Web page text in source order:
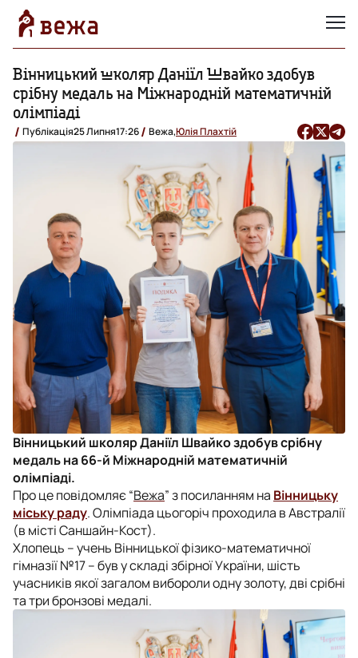
Вінницький школяр Даніїл Швайко здобув
срібну медаль на Міжнародній математичній
олімпіаді
Публікація25 Липня17:26 Вежа,Юлія Плахтій
Вінницький школяр Даніїл Швайко здобув срібну
медаль на 66-й Міжнародній математичній
олімпіаді.
Про це повідомляє “Вежа” з посиланням на Вінницьку
міську раду. Олімпіада цьогоріч проходила в Австралії
(в місті Саншайн-Кост).
Хлопець –учень Вінницької фізико-математичної
гімназії №17 – був у складі збірної України, шість
учасників якої загалом вибороли одну золоту, дві срібні
та три бронзові медалі.